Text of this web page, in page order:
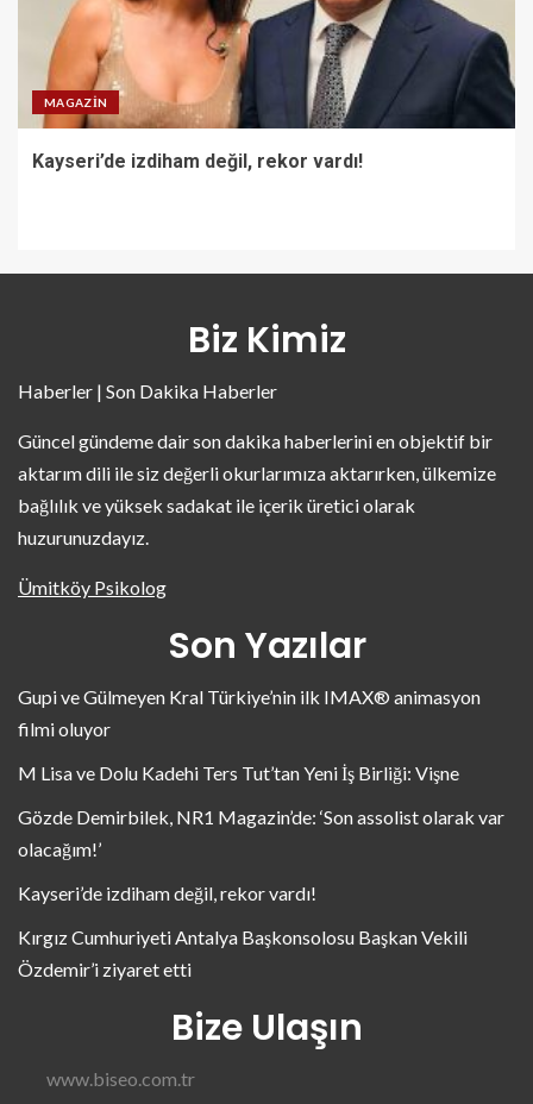
MAGAZIN
Kayseri’de izdiham değil, rekor vardı!
Biz Kimiz
Haberler | Son Dakika Haberler
Güncel gündeme dair son dakika haberlerini en objektif bir
aktarım dili ile siz değerli okurlarımıza aktarırken, ülkemize
bağlılık ve yüksek sadakat ile içerik üretici olarak
huzurunuzdayız.
Ümitköy Psikolog
Son Yazılar
Gupi ve Gülmeyen Kral Türkiye’nin ilk IMAX® animasyon
filmi oluyor
M Lisa ve Dolu Kadehi Ters Tut’tan Yeni İş Birliği: Vişne
Gözde Demirbilek, NR1 Magazin’de: ‘Son assolist olarak var
olacağım!’
Kayseri’de izdiham değil, rekor vardı!
Kırgız Cumhuriyeti Antalya Başkonsolosu Başkan Vekili
Özdemir’i ziyaret etti
Bize Ulaşın
www.biseo.com.tr